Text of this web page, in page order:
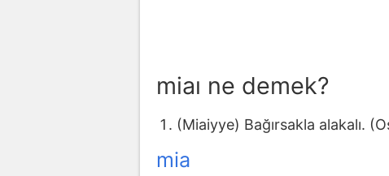
miaı ne demek?
(Miaiyye) Bağırsakla alakalı.
mia